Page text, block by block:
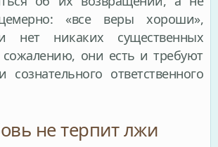
«все веры хороши»,
нет никаких существенных
они есть и требуют
сознательного ответственного
не терпит лжи